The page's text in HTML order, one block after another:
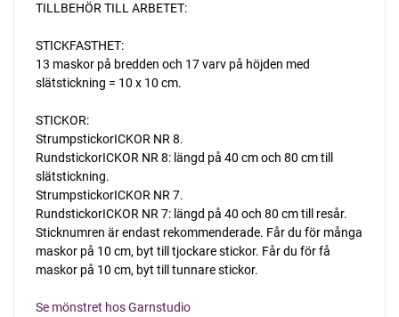
TILLBEHÖR TILL ARBETET:
STICKFASTHET:
13 maskor på bredden och 17 varv på höjden med
slätstickning = 10 x 10 cm.
STICKOR:
StrumpstickorICKOR NR 8.
RundstickorICKOR NR 8: längd på 40 cm och 80 cm till
slätstickning.
StrumpstickorICKOR NR 7.
RundstickorICKOR NR 7: längd på 40 och 80 cm till resår.
Sticknumren är endast rekommenderade. Får du för många
maskor på 10 cm, byt till tjockare stickor. Får du för få
maskor på 10 cm, byt till tunnare stickor.
Se mönstret hos Garnstudio